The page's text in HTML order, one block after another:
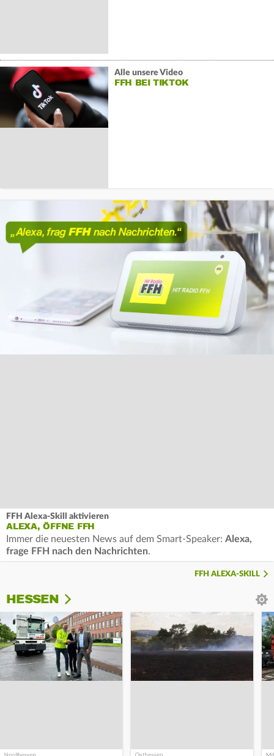
Alle unsere Video
FFH BEI TIKTOK
FFH Alexa-Skill aktivieren
ALEXA, ÖFFNE FFH
Immer die neuesten News auf dem Smart-Speaker: Alexa,
frage FFH nach den Nachrichten.
FFH ALEXA-SKILL
HESSEN